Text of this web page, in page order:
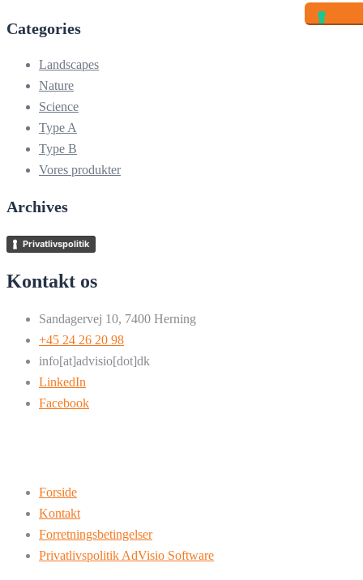
Categories
Landscapes
Nature
Science
Type A
Type B
Vores produkter
Archives
Privatlivspolitik
Kontakt os
Sandagervej 10, 7400 Herning
+45 24 26 20 98
info[at]advisio[dot]dk
LinkedIn
Facebook
Forside
Kontakt
Forretningsbetingelser
Privatlivspolitik AdVisio Software